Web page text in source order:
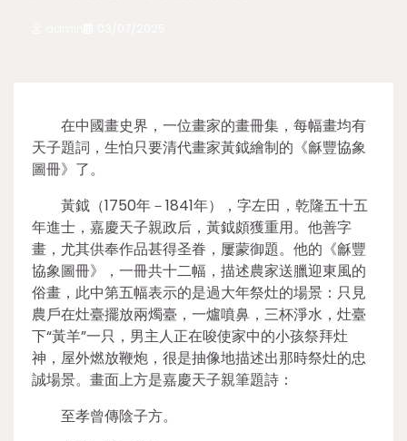
在中國畫史界，一位畫家的畫冊集，每幅畫均有
天子題詞，生怕只要清代畫家黃鉞繪制的《龢豐協象
圖冊》了。
黃鉞（1750年－1841年），字左田，乾隆五十五
年進士，嘉慶天子親政后，黃鉞頗獲重用。他善字
畫，尤其供奉作品甚得圣眷，屢蒙御題。他的《龢豐
協象圖冊》，一冊共十二幅，描述農家送臘迎東風的
俗畫，此中第五幅表示的是過大年祭灶的場景：只見
農戶在灶臺擺放兩燭臺，一爐噴鼻，三杯淨水，灶臺
下“黃羊”一只，男主人正在唆使家中的小孩祭拜灶
神，屋外燃放鞭炮，很是抽像地描述出那時祭灶的忠
誠場景。畫面上方是嘉慶天子親筆題詩：
至孝曾傳陰子方。